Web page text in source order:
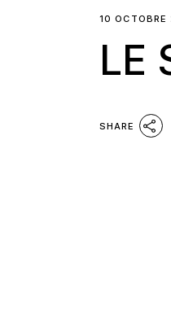
10 OCTOBRE
LE
SHARE